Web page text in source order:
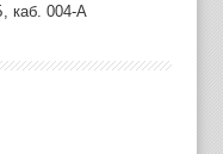
каб. 004-А